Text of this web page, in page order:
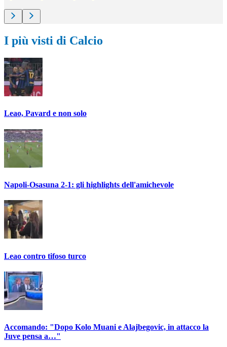
I più visti di Calcio
Leao, Pavard e non solo
Napoli-Osasuna 2-1: gli highlights dell'amichevole
Leao contro tifoso turco
Accomando: "Dopo Kolo Muani e Alajbegovic, in attacco la
Juve pensa a…"